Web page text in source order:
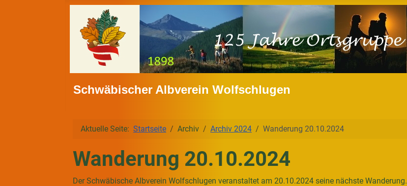
Schwäbischer Albverein Wolfschlugen
Aktuelle Seite: Startseite Archiv Archiv 2024 Wanderung 20.10.2024
Wanderung 20.10.2024
Der Schwäbische Albverein Wolfschlugen veranstaltet am 20.10.2024 seine nächste Wanderung.